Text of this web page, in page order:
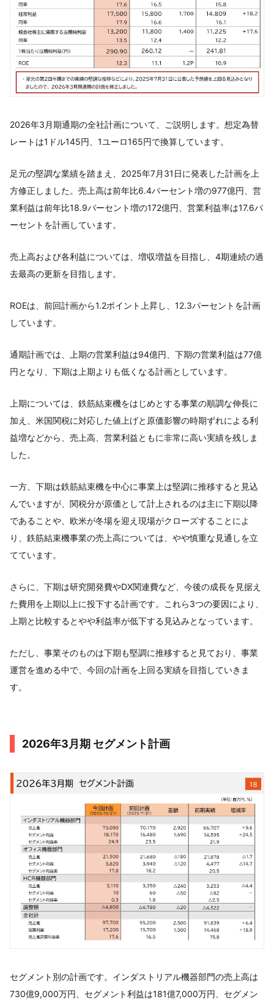
2026年3月期通期の全社計画について、ご説明します。想定為替
レートは1ドル145円、1ユーロ165円で換算しています。
足元の堅調な業績を踏まえ、2025年7月31日に発表した計画を上
方修正しました。売上高は前年比6.4パーセント増の977億円、営
業利益は前年比18.9パーセント増の172億円、営業利益率は17.6パ
ーセントを計画しています。
売上高および各利益については、増収増益を目指し、4期連続の過
去最高の更新を目指します。
ROEは、前回計画から1.2ポイント上昇し、12.3パーセントを計画
しています。
通期計画では、上期の営業利益は94億円、下期の営業利益は77億
円となり、下期は上期よりも低くなる計画としています。
上期については、鉄筋結束機をはじめとする事業の順調な伸長に
加え、米国関税に対応した値上げと原価影響の時期ずれによる利
益増などから、売上高、営業利益ともに非常に高い実績を残しま
した。
一方、下期は鉄筋結束機を中心に事業上は堅調に推移すると見込
んでいますが、関税分が原価として計上されるのは主に下期以降
であることや、欧米が冬場を迎え現場がクローズすることによ
り、鉄筋結束機事業の売上高については、やや慎重な見通しを立
てています。
さらに、下期は研究開発費やDX関連費など、今後の成長を見据え
た費用を上期以上に投下する計画です。これら3つの要因により、
上期と比較するとやや利益率が低下する見込みとなっています。
ただし、事業そのものは下期も堅調に推移すると見ており、事業
運営を進める中で、今回の計画を上回る実績を目指していきま
す。
2026年3月期 セグメント計画
セグメント別の計画です。インダストリアル機器部門の売上高は
730億9,000万円、セグメント利益は181億7,000万円、セグメン